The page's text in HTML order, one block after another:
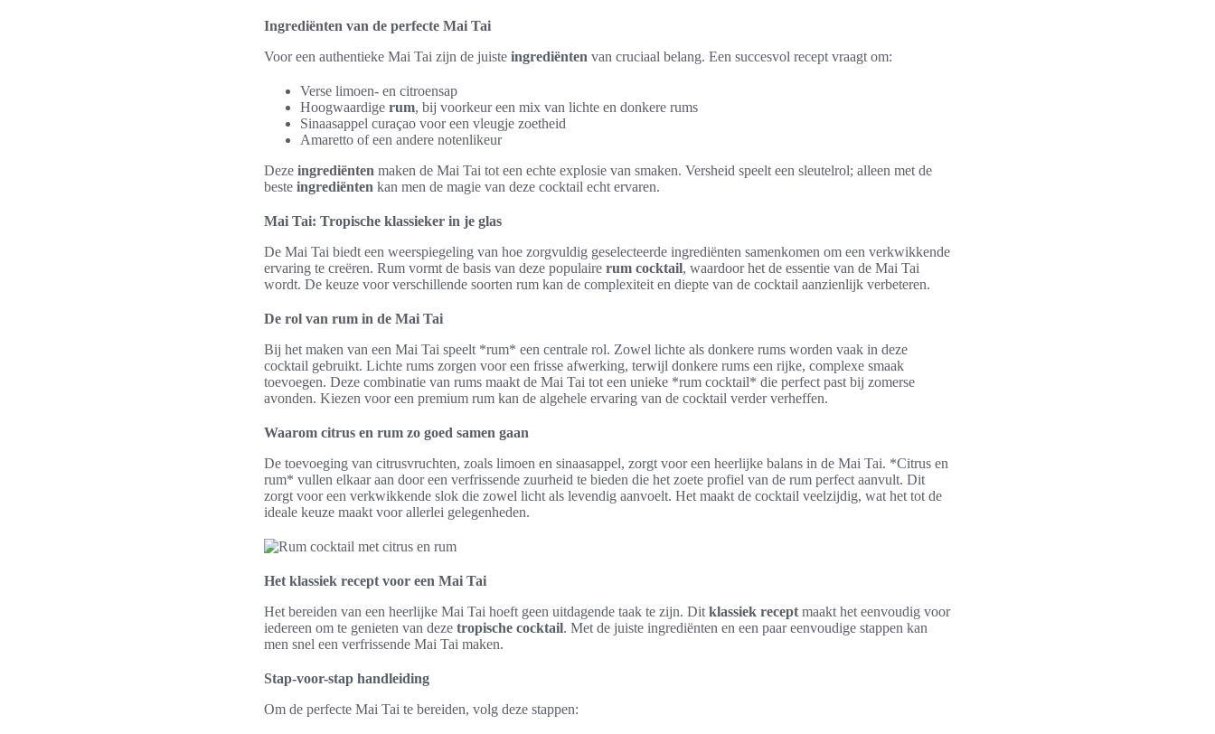
Ingrediënten van de perfecte Mai Tai
Voor een authentieke Mai Tai zijn de juiste ingrediënten van cruciaal belang. Een succesvol recept vraagt om:
Verse limoen- en citroensap
Hoogwaardige rum, bij voorkeur een mix van lichte en donkere rums
Sinaasappel curaçao voor een vleugje zoetheid
Amaretto of een andere notenlikeur
Deze ingrediënten maken de Mai Tai tot een echte explosie van smaken. Versheid speelt een sleutelrol; alleen met de
beste ingrediënten kan men de magie van deze cocktail echt ervaren.
Mai Tai: Tropische klassieker in je glas
De Mai Tai biedt een weerspiegeling van hoe zorgvuldig geselecteerde ingrediënten samenkomen om een verkwikkende
ervaring te creëren. Rum vormt de basis van deze populaire rum cocktail, waardoor het de essentie van de Mai Tai
wordt. De keuze voor verschillende soorten rum kan de complexiteit en diepte van de cocktail aanzienlijk verbeteren.
De rol van rum in de Mai Tai
Bij het maken van een Mai Tai speelt *rum* een centrale rol. Zowel lichte als donkere rums worden vaak in deze
cocktail gebruikt. Lichte rums zorgen voor een frisse afwerking, terwijl donkere rums een rijke, complexe smaak
toevoegen. Deze combinatie van rums maakt de Mai Tai tot een unieke *rum cocktail* die perfect past bij zomerse
avonden. Kiezen voor een premium rum kan de algehele ervaring van de cocktail verder verheffen.
Waarom citrus en rum zo goed samen gaan
De toevoeging van citrusvruchten, zoals limoen en sinaasappel, zorgt voor een heerlijke balans in de Mai Tai. *Citrus en
rum* vullen elkaar aan door een verfrissende zuurheid te bieden die het zoete profiel van de rum perfect aanvult. Dit
zorgt voor een verkwikkende slok die zowel licht als levendig aanvoelt. Het maakt de cocktail veelzijdig, wat het tot de
ideale keuze maakt voor allerlei gelegenheden.
Het klassiek recept voor een Mai Tai
Het bereiden van een heerlijke Mai Tai hoeft geen uitdagende taak te zijn. Dit klassiek recept maakt het eenvoudig voor
iedereen om te genieten van deze tropische cocktail. Met de juiste ingrediënten en een paar eenvoudige stappen kan
men snel een verfrissende Mai Tai maken.
Stap-voor-stap handleiding
Om de perfecte Mai Tai te bereiden, volg deze stappen: